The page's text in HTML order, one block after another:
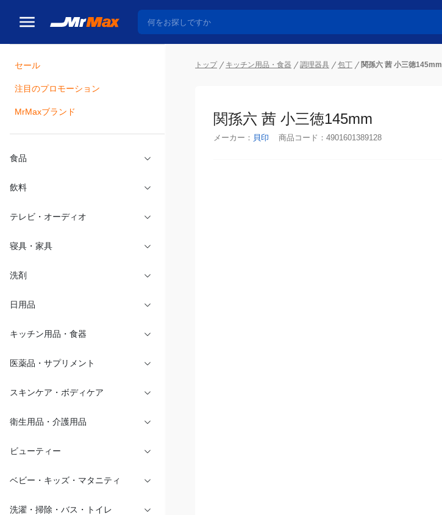
セール
注目のプロモーション
MrMaxブランド
食品
飲料
テレビ・オーディオ
寝具・家具
洗剤
日用品
トップ キッチン用品・食器 調理器具 包丁 関孫六 茜 小三徳145mm
関孫六 茜 小三徳145mm
メーカー： 貝印 商品コード： 4901601389128